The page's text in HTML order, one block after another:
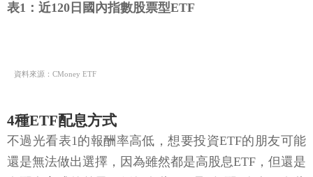
表1：近120日國內指數股票型ETF
資料來源：CMoney ETF
4種ETF配息方式
不過光看表1的報酬率高低，想要投資ETF的朋友可能
還是無法做出選擇，因為雖然都是高股息ETF，但還是